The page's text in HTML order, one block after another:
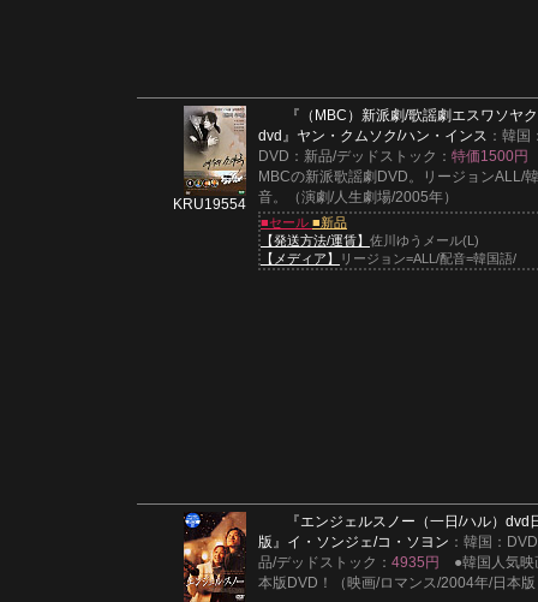
KRU19554
『（MBC）新派劇/歌謡劇エスワソヤ
dvd』 ヤン・クムソク/ハン・インス ：韓国
DVD：新品/デッドストック： 特価1500円
MBCの新派歌謡劇DVD。リージョンALL/
音。（演劇/人生劇場/2005年）
■セール ■新品
【発送方法/運賃】 佐川ゆうメール(L)
【メディア】
リージョン=ALL/配音=韓国語/
『エンジェルスノー（一日/ハル）dvd
版』 イ・ソンジェ/コ・ソヨン ：韓国：
品/デッドストック： 4935円
●韓国人気映
本版DVD！（映画/ロマンス/2004年/日本